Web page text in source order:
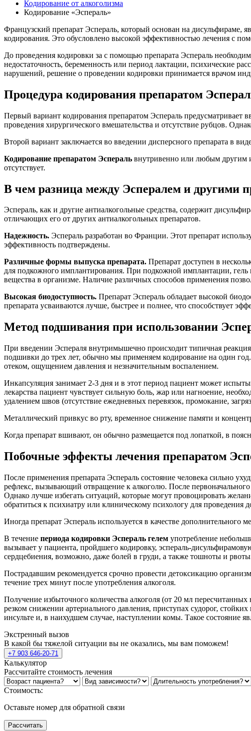
Кодирование от алкоголизма
Кодирование «Эспераль»
Французский препарат Эспераль, который основан на дисульфираме,
кодирования. Это обусловлено высокой эффективностью лечения с
До проведения кодировки за с помощью препарата Эспераль
недостаточность, беременность или период лактации, психические
нарушений, решение о проведении кодировки принимается врачом
Процедура кодирования препаратом
Первый вариант кодирования препаратом Эспераль предусматривает
проведения хирургического вмешательства и отсутствие рубцов.
Второй вариант заключается во введении дисперсного препарата в
Кодирование препаратом Эспераль внутривенно или любым другим
отсутствует.
В чем разница между Эспералем и другими
Эспераль, как и другие антиалкогольные средства, содержит
отличающих его от других антиалкогольных препаратов.
Надежность. Эспераль разработан во Франции. Этот препарат
эффективность подтверждены.
Различные формы выпуска препарата. Препарат доступен в
для подкожного имплантирования. При подкожной имплантации, гель
вещества в организме. Наличие различных способов применения
Высокая биодоступность. Препарат Эспераль обладает высокой
препарата усваиваются лучше, быстрее и полнее, что способствует
Метод подшивания при использовании
При введении Эспераля внутримышечно происходит типичная реакция
подшивки до трех лет, обычно мы применяем кодирование на один
отеком, ощущением давления и незначительным воспалением.
Инкапсуляция занимает 2-3 дня и в этот период пациент может
лекарства пациент чувствует сильную боль, жар или нагноение,
удалением швов (отсутствие ежедневных перевязок, промокание,
Металлический привкус во рту, временное снижение памяти и
Когда препарат вшивают, он обычно размещается под лопаткой, в
Побочные эффекты лечения препаратом
После применения препарата Эспераль состояние человека сильно
рефлекс, вызывающий отвращение к алкоголю. После
Однако лучше избегать ситуаций, которые могут провоцировать
обратиться к психиатру или клиническому психологу для проведения
Иногда препарат Эспераль используется в качестве дополнительного
В течение периода кодировки Эспераль гелем употребление
вызывает у пациента, пройдшего кодировку, эспераль-
сердцебиения, возможно, даже болей в груди, а также тошноты и
Пострадавшим рекомендуется срочно провести детоксикацию
течение трех минут после употребления алкоголя.
Получение избыточного количества алкоголя (от 20 мл
резком снижении артериального давления, приступах судорог,
инсульте и, в наихудшем случае, наступлении комы. Такое состояние
Экстренный вызов
В какой бы тяжелой ситуации вы не оказались, мы вам поможем!
+7 903 646-20-71
Калькулятор
Рассчитайте стоимость лечения
Стоимость:
Оставьте номер для обратной связи
Рассчитать